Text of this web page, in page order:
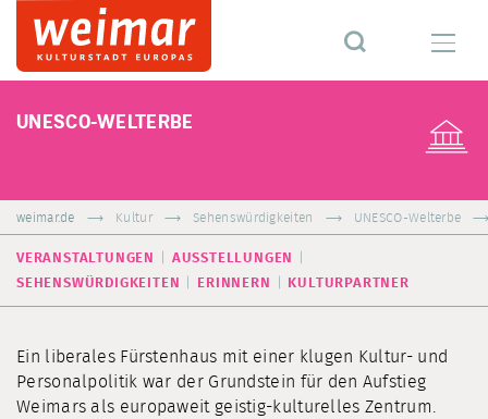
UNESCO-WELTERBE
weimar.de Kultur Sehenswürdigkeiten UNESCO-Welterbe
VERANSTALTUNGEN
AUSSTELLUNGEN
SEHENSWÜRDIGKEITEN
ERINNERN KULTURPARTNER
Ein liberales Fürstenhaus mit einer klugen Kultur- und
Personalpolitik war der Grundstein für den Aufstieg
Weimars als europaweit geistig-kulturelles Zentrum.